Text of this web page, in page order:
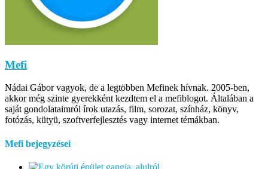
Mefi
Nádai Gábor vagyok, de a legtöbben Mefinek hívnak. 2005-ben,
akkor még szinte gyerekként kezdtem el a mefiblogot. Általában a
saját gondolataimról írok utazás, film, sorozat, színház, könyv,
fotózás, kütyü, szoftverfejlesztés vagy internet témákban.
Mefi bejegyzései